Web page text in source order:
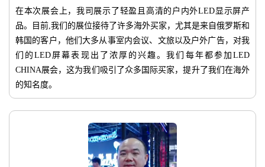
在本次展会上，我司展示了轻盈且高清的户内外LED显示屏产
品。目前,我们的展位接待了许多海外买家，尤其是来自俄罗斯和
韩国的客户，他们大多从事室内会议、文旅以及户外广告，对我
们的LED屏幕表现出了浓厚的兴趣。我们每年都参加LED
CHINA展会，这为我们吸引了众多国际买家，提升了我们在海外
的知名度。